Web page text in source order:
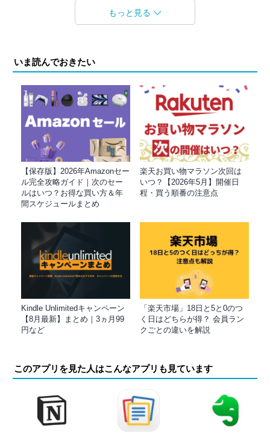
もっと見る
いま読んでおきたい
【保存版】2026年Amazonセー
ル完全攻略ガイド｜次のセー
ルはいつ？お得な買い方＆年
間スケジュールまとめ
楽天お買い物マラソン次回は
いつ？【2026年5月】開催日
程・買う順番の注意点
Kindle Unlimitedキャンペーン
【8月最新】まとめ｜3ヵ月99
円など
「楽天市場」18日と5と0のつ
く日はどちらが得？ 会員ラン
クごとの違いを解説
このアプリを見た人はこんなアプリも見ています